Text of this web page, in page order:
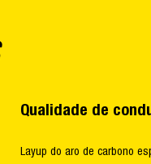
Qualidade de
Layup do aro de carbono